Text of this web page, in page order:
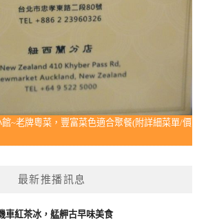
~老牌粵菜，豐富菜色適合聚餐(附詳細菜單/價
最新推播訊息
車紅茶冰，艋舺古早味美食